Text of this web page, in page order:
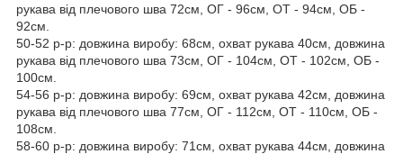
рукава від плечового шва 72см, ОГ - 96см, ОТ - 94см, ОБ -
92см.
50-52 р-р: довжина виробу: 68см, охват рукава 40см, довжина
рукава від плечового шва 73см, ОГ - 104см, ОТ - 102см, ОБ -
100см.
54-56 р-р: довжина виробу: 69см, охват рукава 42см, довжина
рукава від плечового шва 77см, ОГ - 112см, ОТ - 110см, ОБ -
108см.
58-60 р-р: довжина виробу: 71см, охват рукава 44см, довжина